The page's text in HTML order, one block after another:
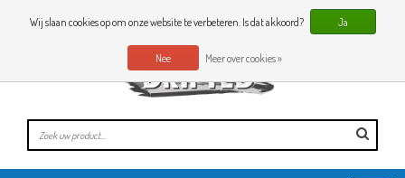
0 Artikelen
NL
Wij slaan cookies op om onze website te verbeteren. Is dat akkoord? Ja
Nee Meer over cookies »